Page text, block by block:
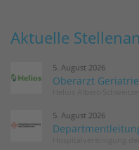
Aktuelle
5. August 2026
Oberarzt
5. August 2026